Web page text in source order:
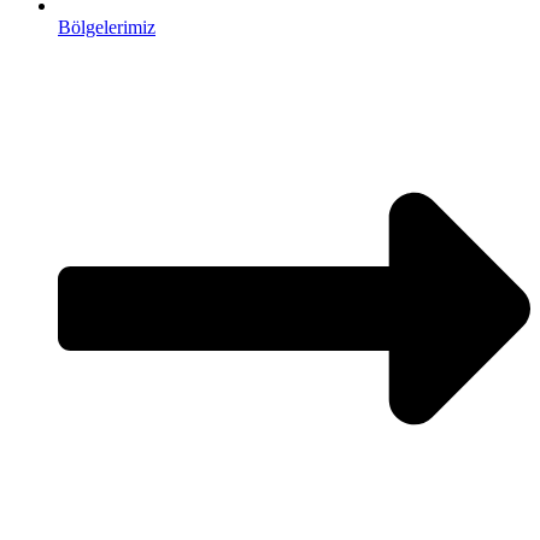
Bölgelerimiz